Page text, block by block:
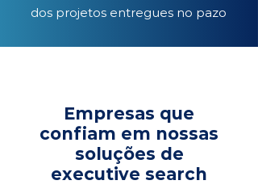
dos projetos entregues no pazo
Empresas que
confiam em nossas
soluções de
executive search